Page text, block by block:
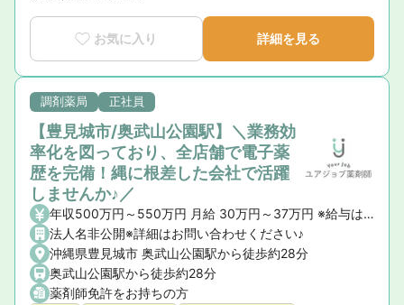
お気に入り 詳細を見る
調剤薬局 正社員
【豊見城市/奥武山公園駅】＼業務効
率化を図っており、全店舗で電子薬
歴を完備！縄に根差した会社で活躍
しませんか♪／
年収500万円～550万円 月給 30万円～37万円 ※給与は就業条件・経験、能力等を考慮し決定いたします 【給与詳細】 ■基本給：290,000円〜320,000円 ■基準手当：20,000円 ■服薬指導手当：25,000円 ■固定残業代なし ■残業手当あり：1分単位支給 ■昇給：1月あたり3,000円〜5,000円（前年度実績）
法人名非公開※詳細はお問い合わせください♪
沖縄県豊見城市 奥武山公園駅から徒歩約28分
奥武山公園駅から徒歩約28分
薬剤師免許をお持ちの方